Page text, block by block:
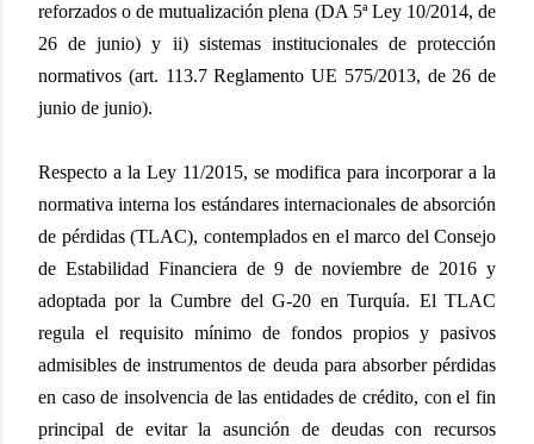
reforzados o de mutualización plena (DA 5ª Ley 10/2014, de
26 de junio) y ii) sistemas institucionales de protección
normativos (art. 113.7 Reglamento UE 575/2013, de 26 de
junio de junio).
Respecto a la Ley 11/2015, se modifica para incorporar a la
normativa interna los estándares internacionales de absorción
de pérdidas (TLAC), contemplados en el marco del Consejo
de Estabilidad Financiera de 9 de noviembre de 2016 y
adoptada por la Cumbre del G-20 en Turquía. El TLAC
regula el requisito mínimo de fondos propios y pasivos
admisibles de instrumentos de deuda para absorber pérdidas
en caso de insolvencia de las entidades de crédito, con el fin
principal de evitar la asunción de deudas con recursos